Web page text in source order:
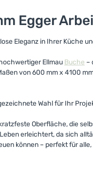
Egger
Eleganz in Ihrer Küche
Ellmau Buche –
von 600 mm x 4100
Wahl für Ihr
Oberfläche, die
erleichtert, da sich
können – perfekt für alle,